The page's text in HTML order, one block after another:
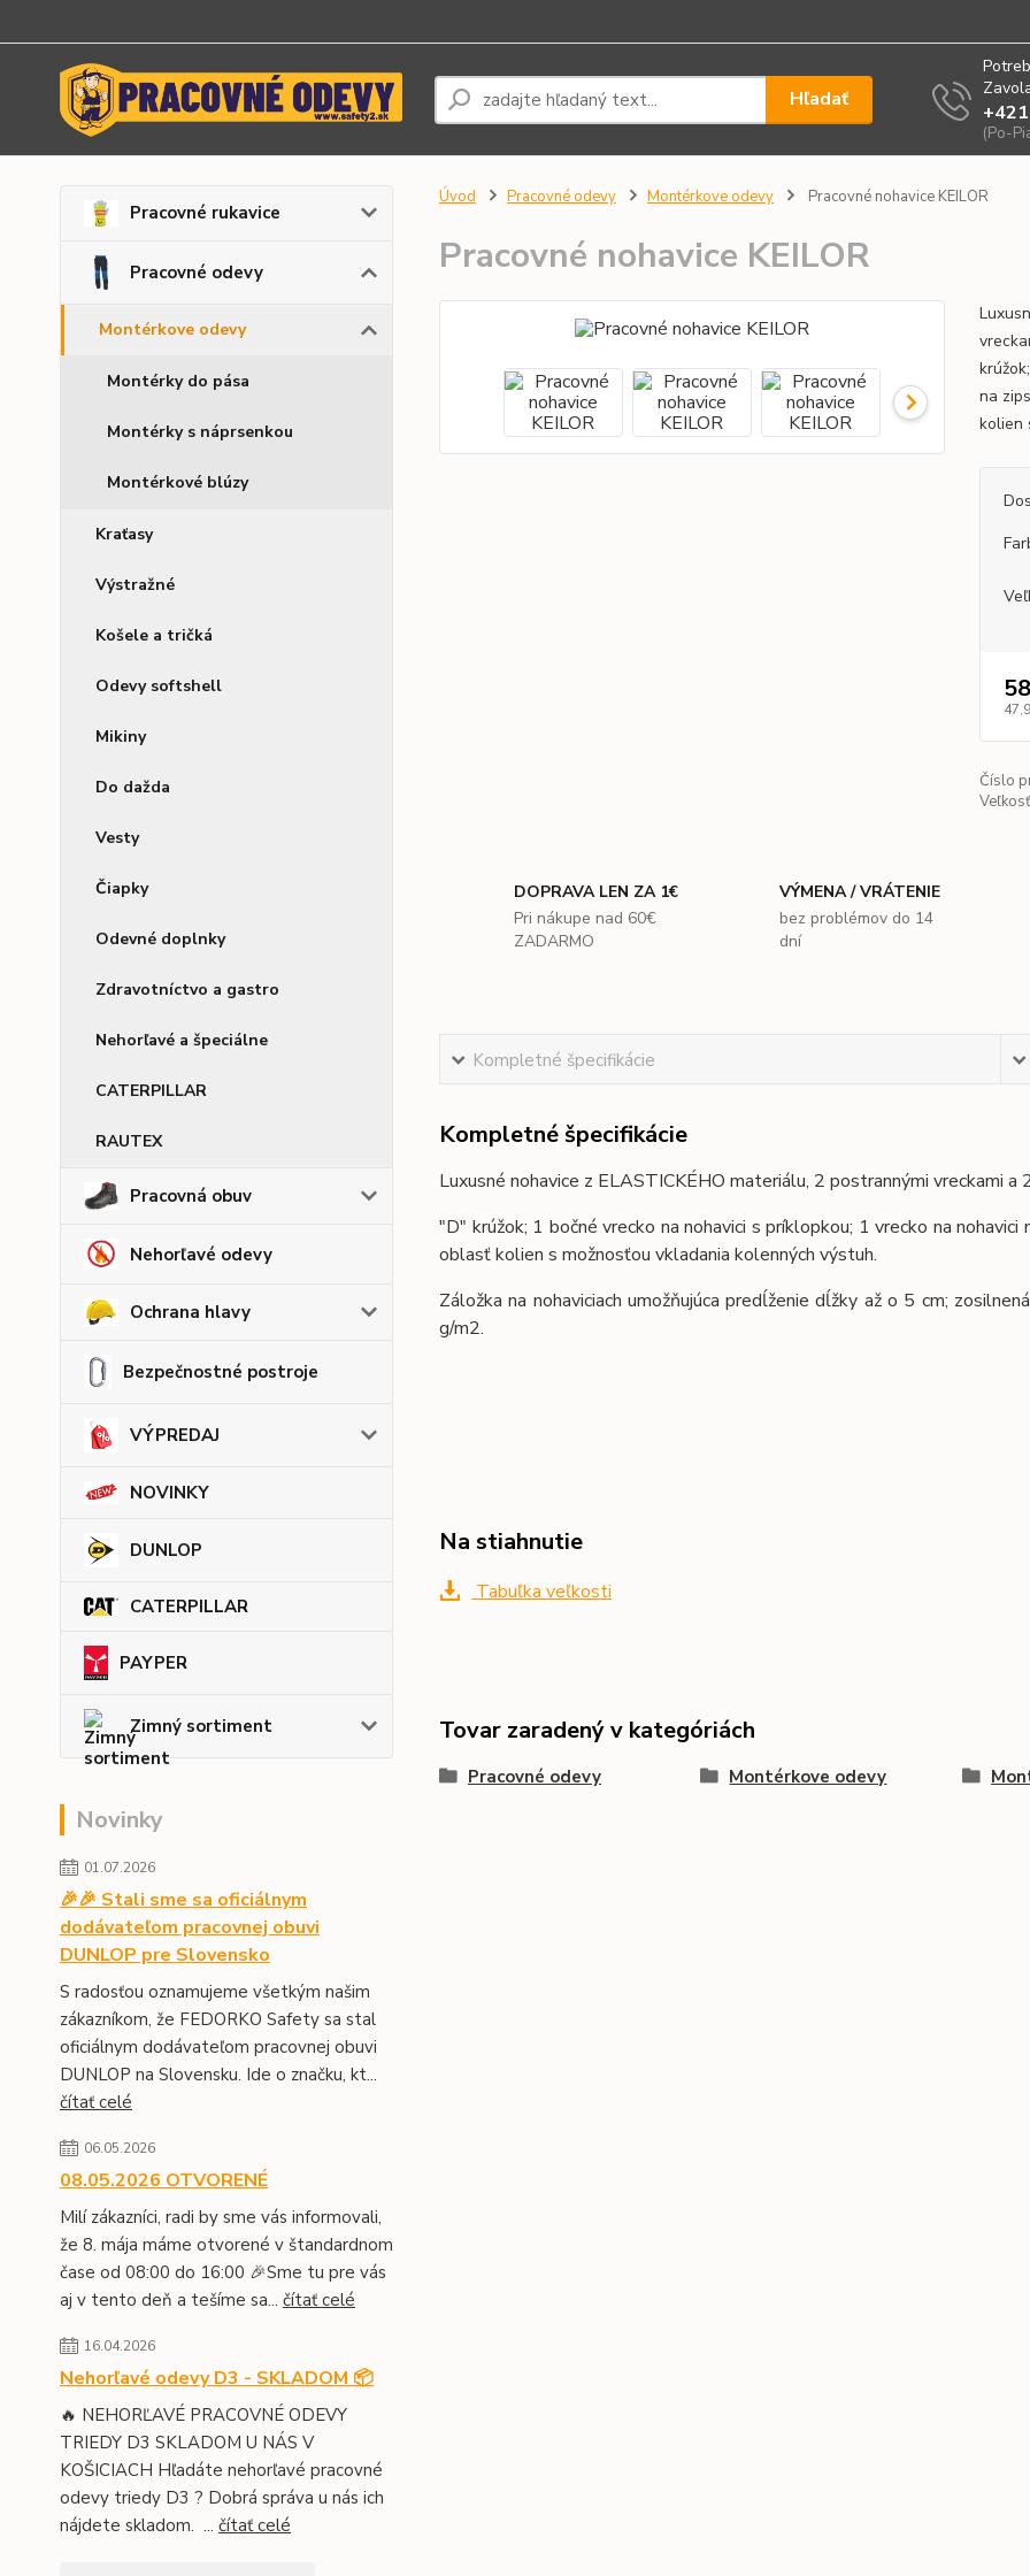
Hľadať
(Po-
Pracovné rukavice
Pracovné odevy
Montérkove odevy
Montérky do pása
Montérky s náprsenkou
Montérkové blúzy
Kraťasy
Výstražné
Košele a tričká
Odevy softshell
Mikiny
Do dažda
Vesty
Čiapky
Odevné doplnky
Zdravotníctvo a gastro
Nehorľavé a špeciálne
CATERPILLAR
RAUTEX
Pracovná obuv
Nehorľavé odevy
Ochrana hlavy
Bezpečnostné postroje
VÝPREDAJ
NOVINKY
DUNLOP
CATERPILLAR
PAYPER
Zimný sortiment
Novinky
01.07.2026
🎉🎉 Stali sme sa oficiálnym
dodávateľom pracovnej obuvi
DUNLOP pre Slovensko
S radosťou oznamujeme všetkým našim
zákazníkom, že FEDORKO Safety sa stal
oficiálnym dodávateľom pracovnej obuvi
DUNLOP na Slovensku. Ide o značku, kt...
čítať celé
06.05.2026
08.05.2026 OTVORENÉ
Milí zákazníci, radi by sme vás informovali,
že 8. mája máme otvorené v štandardnom
čase od 08:00 do 16:00 🎉Sme tu pre vás
aj v tento deň a tešíme sa... čítať celé
16.04.2026
Nehorľavé odevy D3 - SKLADOM 📦
🔥 NEHORĽAVÉ PRACOVNÉ ODEVY
TRIEDY D3 SKLADOM U NÁS V
KOŠICIACH Hľadáte nehorľavé pracovné
odevy triedy D3 ? Dobrá správa u nás ich
nájdete skladom. ... čítať celé
Úvod Pracovné odevy Montérkove odevy Pracovné nohavice KEILOR
Pracovné nohavice KEILOR
na
kolien
Číslo
DOPRAVA LEN ZA 1€
Pri nákupe nad 60€
ZADARMO
VÝMENA / VRÁTENIE
bez problémov do 14
dní
Kompletné špecifikácie
Kompletné špecifikácie
Luxusné nohavice z ELASTICKÉHO materiálu, 2 postrannými vreckami
"D" krúžok; 1 bočné vrecko na nohavici s príklopkou; 1 vrecko na
oblasť kolien s možnosťou vkladania kolenných výstuh.
Záložka na nohaviciach umožňujúca predĺženie dĺžky až o 5 cm;
g/m2.
Na stiahnutie
Tabuľka veľkosti
Tovar zaradený v kategóriách
Pracovné odevy Montérkove odevy